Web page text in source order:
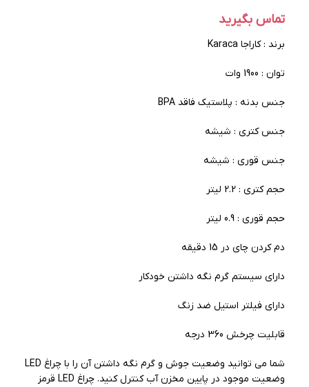
تماس بگیرید
برند : کاراجا Karaca
توان : 1900 وات
جنس بدنه : پلاستیک فاقد BPA
جنس کتری : شیشه
جنس قوری : شیشه
حجم کتری : 2.2 لیتر
حجم قوری : 0.9 لیتر
دم کردن چای در 15 دقیقه
دارای سیستم گرم نگه داشتن خودکار
دارای فیلتر استیل ضد زنگ
قابلیت چرخش 360 درجه
شما می توانید وضعیت جوش و گرم نگه داشتن آن را با چراغ LED
وضعیت موجود در پایین مخزن آب کنترل کنید. چراغ LED قرمز